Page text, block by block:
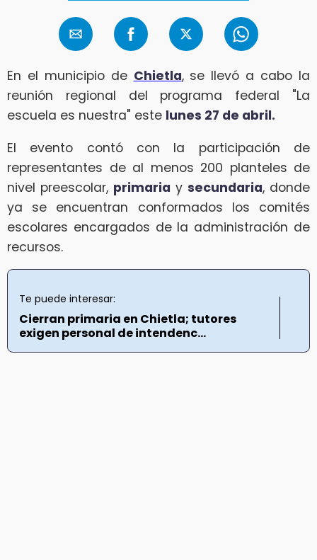
En el municipio de Chietla, se llevó a cabo la
reunión regional del programa federal "La
escuela es nuestra" este lunes 27 de abril.
El evento contó con la participación de
representantes de al menos 200 planteles de
nivel preescolar, primaria y secundaria, donde
ya se encuentran conformados los comités
escolares encargados de la administración de
recursos.
Te puede interesar:
Cierran primaria en Chietla; tutores
exigen personal de intendenc...